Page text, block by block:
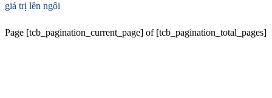
giá trị lên ngôi
Page [tcb_pagination_current_page] of [tcb_pagination_total_pages]